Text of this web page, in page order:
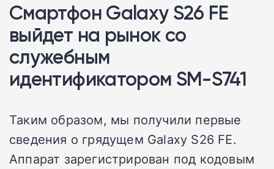
Смартфон Galaxy S26 FE
выйдет на рынок со
служебным
идентификатором SM-S741
Таким образом, мы получили первые
сведения о грядущем Galaxy S26 FE.
Аппарат зарегистрирован под кодовым